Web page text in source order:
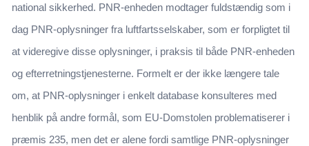
national sikkerhed. PNR-enheden modtager fuldstændig som i
dag PNR-oplysninger fra luftfartsselskaber, som er forpligtet til
at videregive disse oplysninger, i praksis til både PNR-enheden
og efterretningstjenesterne. Formelt er der ikke længere tale
om, at PNR-oplysninger i enkelt database konsulteres med
henblik på andre formål, som EU-Domstolen problematiserer i
præmis 235, men det er alene fordi samtlige PNR-oplysninger